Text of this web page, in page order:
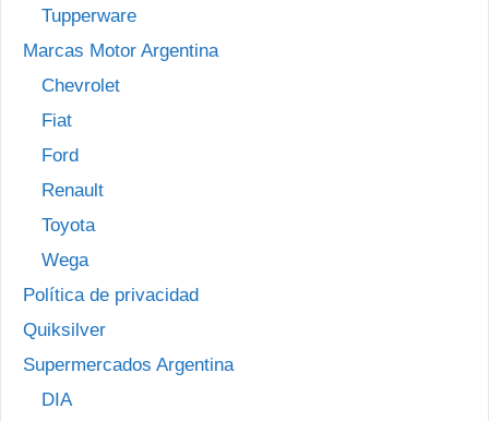
Tupperware
Marcas Motor Argentina
Chevrolet
Fiat
Ford
Renault
Toyota
Wega
Política de privacidad
Quiksilver
Supermercados Argentina
DIA